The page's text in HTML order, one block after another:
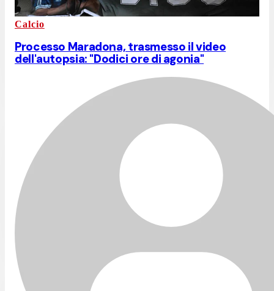
Calcio
Processo Maradona, trasmesso il video
dell'autopsia: "Dodici ore di agonia"